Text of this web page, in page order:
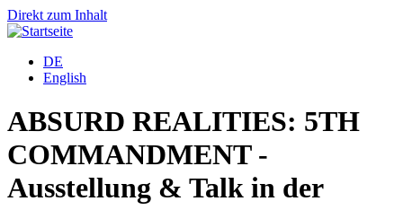
Direkt zum Inhalt
DE
English
ABSURD REALITIES: 5TH
COMMANDMENT -
Ausstellung & Talk in der